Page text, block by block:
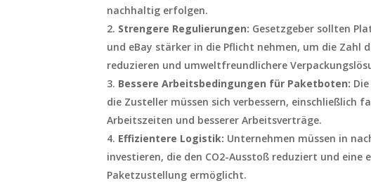
nachhaltig erfolgen.
Strengere Regulierungen: Gesetzgeber sollten
und eBay stärker in die Pflicht nehmen, um die Zahl
reduzieren und umweltfreundlichere
Bessere Arbeitsbedingungen für Paketboten:
die Zusteller müssen sich verbessern, einschließlich
Arbeitszeiten und besserer Arbeitsverträge.
Effizientere Logistik: Unternehmen müssen in
investieren, die den CO2-Ausstoß reduziert und eine
Paketzustellung ermöglicht.